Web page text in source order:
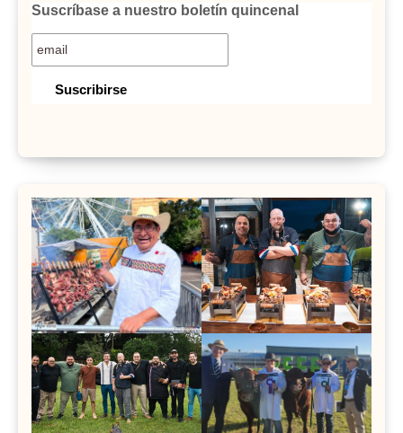
Suscríbase a nuestro boletín quincenal